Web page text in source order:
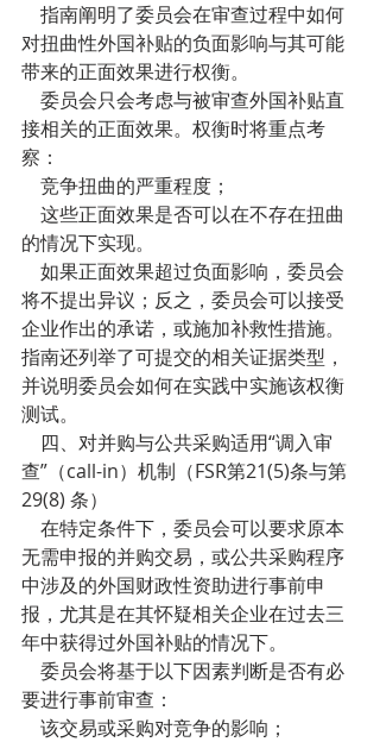
指南阐明了委员会在审查过程中如何
对扭曲性外国补贴的负面影响与其可能
带来的正面效果进行权衡。
委员会只会考虑与被审查外国补贴直
接相关的正面效果。权衡时将重点考
察：
竞争扭曲的严重程度；
这些正面效果是否可以在不存在扭曲
的情况下实现。
如果正面效果超过负面影响，委员会
将不提出异议；反之，委员会可以接受
企业作出的承诺，或施加补救性措施。
指南还列举了可提交的相关证据类型，
并说明委员会如何在实践中实施该权衡
测试。
四、对并购与公共采购适用“调入审
查”（call-in）机制（FSR第21(5)条与第
29(8) 条）
在特定条件下，委员会可以要求原本
无需申报的并购交易，或公共采购程序
中涉及的外国财政性资助进行事前申
报，尤其是在其怀疑相关企业在过去三
年中获得过外国补贴的情况下。
委员会将基于以下因素判断是否有必
要进行事前审查：
该交易或采购对竞争的影响；